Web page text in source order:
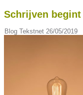
Schrijven
Blog Tekstnet 26/05/2019